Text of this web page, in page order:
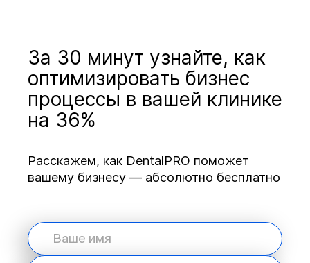
За 30 минут узнайте, как
оптимизировать бизнес
процессы в вашей клинике
на 36%
Расскажем, как DentalPRO поможет
вашему бизнесу — абсолютно бесплатно